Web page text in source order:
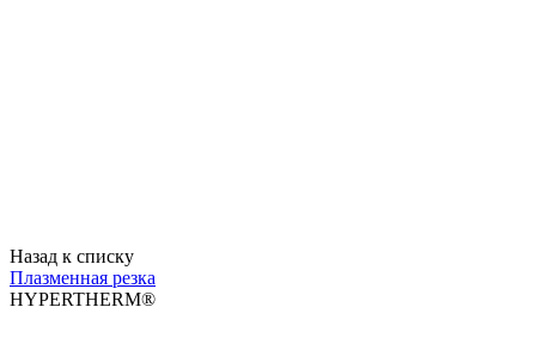
Назад к списку
Плазменная резка
HYPERTHERM®